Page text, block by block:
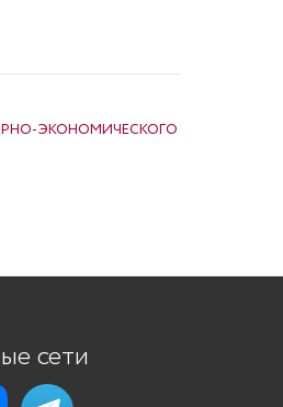
ЭКОНОМИЧЕСКОГО
сети